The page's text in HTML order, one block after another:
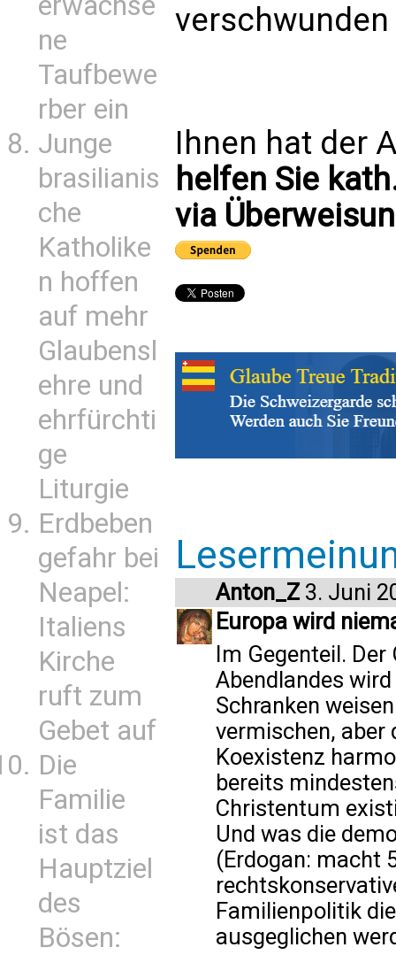
ne
Taufbewe
rber ein
Junge
brasilianis
che
Katholike
n hoffen
auf mehr
Glaubensl
ehre und
ehrfürchti
ge
Liturgie
Erdbeben
gefahr bei
Neapel:
Italiens
Kirche
ruft zum
Gebet auf
Die
Familie
ist das
Hauptziel
des
Bösen:
Ihnen hat der
helfen Sie
via
Anton_Z 3. Juni
Europa wird
Im Gegenteil.
Abendlandes
Schranken
vermischen, aber
Koexistenz
bereits
Christentum
Und was die
(Erdogan: macht
Familienpolitik
ausgeglichen